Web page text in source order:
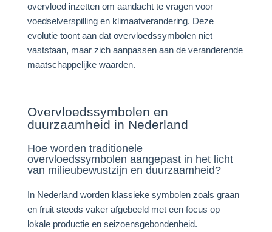
overvloed inzetten om aandacht te vragen voor
voedselverspilling en klimaatverandering. Deze
evolutie toont aan dat overvloedssymbolen niet
vaststaan, maar zich aanpassen aan de veranderende
maatschappelijke waarden.
Overvloedssymbolen en
duurzaamheid in Nederland
Hoe worden traditionele
overvloedssymbolen aangepast in het licht
van milieubewustzijn en duurzaamheid?
In Nederland worden klassieke symbolen zoals graan
en fruit steeds vaker afgebeeld met een focus op
lokale productie en seizoensgebondenheid.